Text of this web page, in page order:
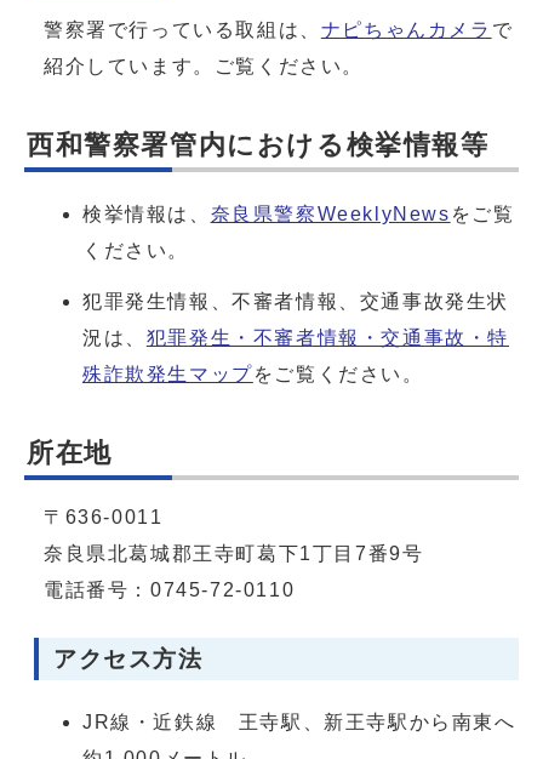
警察署で行っている取組は、 ナピちゃんカメラ で
紹介しています。ご覧ください。
西和警察署管内における検挙情報等
検挙情報は、 奈良県警察WeeklyNews をご覧
ください。
犯罪発生情報、不審者情報、交通事故発生状
況は、 犯罪発生・不審者情報・交通事故・特
殊詐欺発生マップをご覧ください。
所在地
〒636-0011
奈良県北葛城郡王寺町葛下1丁目7番9号
電話番号：0745-72-0110
アクセス方法
JR線・近鉄線 王寺駅、新王寺駅から南東へ